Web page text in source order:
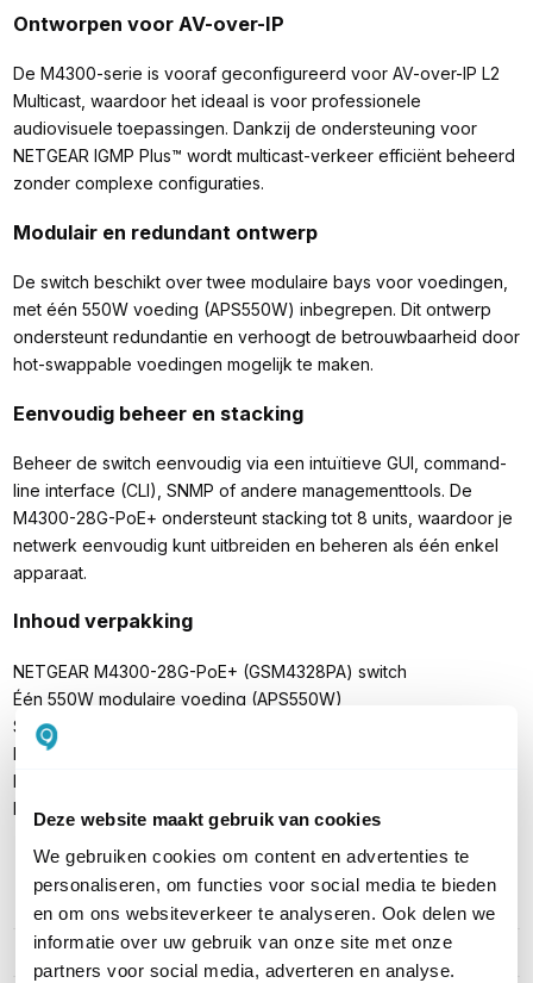
Deze website maakt gebruik van cookies
We gebruiken cookies om content en advertenties te
personaliseren, om functies voor social media te bieden
en om ons websiteverkeer te analyseren. Ook delen we
informatie over uw gebruik van onze site met onze
partners voor social media, adverteren en analyse.
Ontworpen voor AV-over-IP
De M4300-serie is vooraf geconfigureerd voor AV-over-IP L2
Multicast, waardoor het ideaal is voor professionele
audiovisuele toepassingen. Dankzij de ondersteuning voor
NETGEAR IGMP Plus™ wordt multicast-verkeer efficiënt beheerd
zonder complexe configuraties.​
Modulair en redundant ontwerp
De switch beschikt over twee modulaire bays voor voedingen,
met één 550W voeding (APS550W) inbegrepen. Dit ontwerp
ondersteunt redundantie en verhoogt de betrouwbaarheid door
hot-swappable voedingen mogelijk te maken.
Eenvoudig beheer en stacking
Beheer de switch eenvoudig via een intuïtieve GUI, command-
line interface (CLI), SNMP of andere managementtools. De
M4300-28G-PoE+ ondersteunt stacking tot 8 units, waardoor je
netwerk eenvoudig kunt uitbreiden en beheren als één enkel
apparaat.​
Inhoud verpakking
NETGEAR M4300-28G-PoE+ (GSM4328PA) switch
Één 550W modulaire voeding (APS550W)
Stroomkabel
Rackmount kit
Rubberen voetjes voor desktopgebruik
Installatiehandleiding
PRODUCT DETAILS
Merk Netgear